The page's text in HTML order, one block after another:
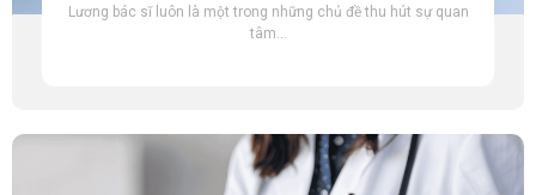
Lương bác sĩ luôn là một trong những chủ đề thu hút sự quan
tâm...